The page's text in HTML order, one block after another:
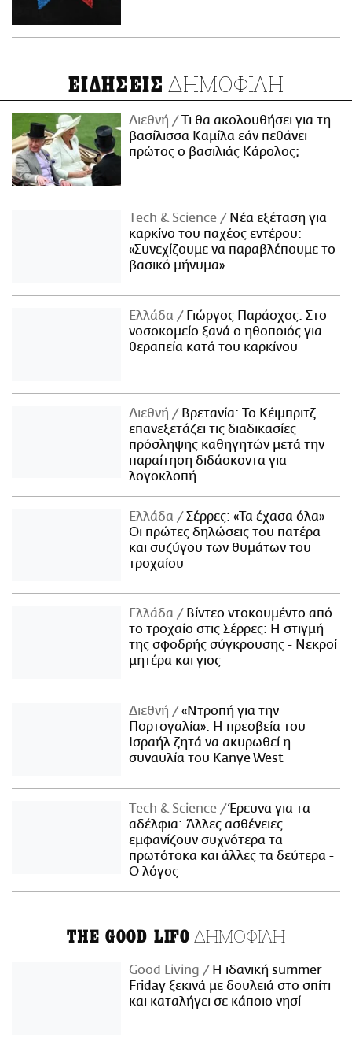
ΕΙΔΗΣΕΙΣ ΔΗΜΟΦΙΛΗ
Διεθνή
Τι θα ακολουθήσει για τη
βασίλισσα Καμίλα εάν πεθάνει
πρώτος ο βασιλιάς Κάρολος;
Τech & Science
Νέα εξέταση για
καρκίνο του παχέος εντέρου:
«Συνεχίζουμε να παραβλέπουμε το
βασικό μήνυμα»
Ελλάδα
Γιώργος Παράσχος: Στο
νοσοκομείο ξανά ο ηθοποιός για
θεραπεία κατά του καρκίνου
Διεθνή
Βρετανία: Το Κέιμπριτζ
επανεξετάζει τις διαδικασίες
πρόσληψης καθηγητών μετά την
παραίτηση διδάσκοντα για
λογοκλοπή
Ελλάδα
Σέρρες: «Τα έχασα όλα» -
Οι πρώτες δηλώσεις του πατέρα
και συζύγου των θυμάτων του
τροχαίου
Ελλάδα
Βίντεο ντοκουμέντο από
το τροχαίο στις Σέρρες: Η στιγμή
της σφοδρής σύγκρουσης - Νεκροί
μητέρα και γιος
Διεθνή
«Ντροπή για την
Πορτογαλία»: Η πρεσβεία του
Ισραήλ ζητά να ακυρωθεί η
συναυλία του Kanye West
Τech & Science
Έρευνα για τα
αδέλφια: Άλλες ασθένειες
εμφανίζουν συχνότερα τα
πρωτότοκα και άλλες τα δεύτερα -
Ο λόγος
THE GOOD LIFO ΔΗΜΟΦΙΛΗ
Good Living
Η ιδανική summer
Friday ξεκινά με δουλειά στο σπίτι
και καταλήγει σε κάποιο νησί